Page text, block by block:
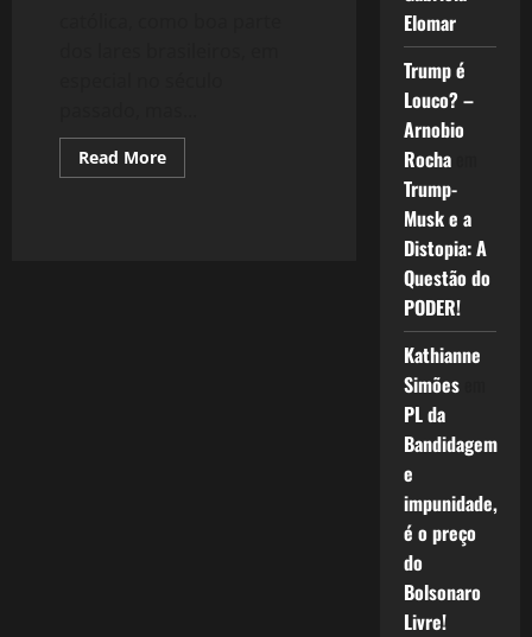
Read MoreRead
more
Elomar
Trump é
Louco? –
Arnobio
Rochaem
Trump-
Musk e a
Distopia: A
Questão do
PODER!
Kathianne
Simõesem
PL da
Bandidagem
e
impunidade,
é o preço
do
Bolsonaro
Livre!